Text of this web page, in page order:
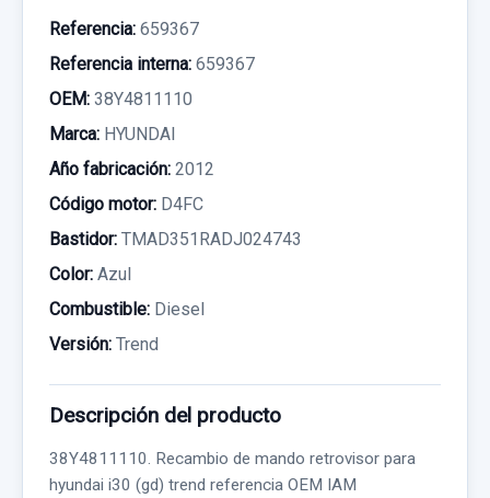
Referencia: 659367
Referencia interna: 659367
OEM: 38Y4811110
Marca: HYUNDAI
Año fabricación: 2012
Código motor: D4FC
Bastidor: TMAD351RADJ024743
Color: Azul
Combustible: Diesel
Versión: Trend
Descripción del producto
38Y4811110. Recambio de mando retrovisor para
hyundai i30 (gd) trend referencia OEM IAM